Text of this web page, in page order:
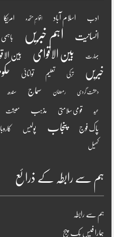
ادب اسلام آباد اقوامِ متحدہ امریکا
انسانیت اہم خبریں
بھارت بین الاقوامی بین
خبریں
ترکی تعلیم توانائی
دھشت گردی رمضان سماج سندھ
عید قومی سلامتی مذہب معیشت
پاک فوج پنجاب پولیس
کھیل
ہم سے رابطہ کے ذرائع
ہم سے رابطہ
ہمارا فیس بک پیج